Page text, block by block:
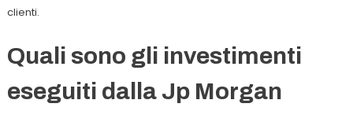
clienti.
Quali sono gli investimenti
eseguiti dalla Jp Morgan